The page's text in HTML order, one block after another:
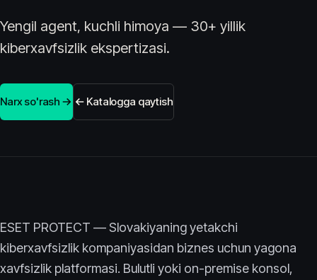
Yengil agent, kuchli himoya — 30+ yillik
kiberxavfsizlik ekspertizasi.
Narx so'rash Katalogga qaytish
ESET PROTECT — Slovakiyaning yetakchi
kiberxavfsizlik kompaniyasidan biznes uchun yagona
xavfsizlik platformasi. Bulutli yoki on-premise konsol,